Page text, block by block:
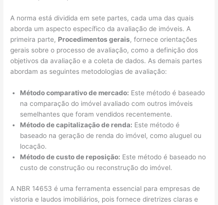
A norma está dividida em sete partes, cada uma das quais
aborda um aspecto específico da avaliação de imóveis. A
primeira parte, Procedimentos gerais, fornece orientações
gerais sobre o processo de avaliação, como a definição dos
objetivos da avaliação e a coleta de dados. As demais partes
abordam as seguintes metodologias de avaliação:
Método comparativo de mercado: Este método é baseado
na comparação do imóvel avaliado com outros imóveis
semelhantes que foram vendidos recentemente.
Método de capitalização de renda: Este método é
baseado na geração de renda do imóvel, como aluguel ou
locação.
Método de custo de reposição: Este método é baseado no
custo de construção ou reconstrução do imóvel.
A NBR 14653 é uma ferramenta essencial para empresas de
vistoria e laudos imobiliários, pois fornece diretrizes claras e